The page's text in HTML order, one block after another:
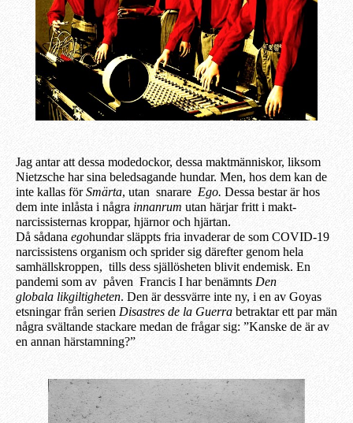
Jag antar att dessa modedockor, dessa maktmänniskor, liksom
Nietzsche har sina beledsagande hundar. Men, hos dem kan de
inte kallas förSmärta, utan snarare Ego. Dessa bestar är hos
dem inte inlåsta i några innanrum utan härjar fritt i makt-
narcissisternas kroppar, hjärnor och hjärtan.
Då sådana egohundar släppts fria invaderar de som COVID-19
narcissistens organism och sprider sig därefter genom hela
samhällskroppen, tills dess själlösheten blivit endemisk. En
pandemi som av påven Francis I har benämnts Den
globala likgiltigheten. Den är dessvärre inte ny, i en av Goyas
etsningar från serien Disastres de la Guerra betraktar ett par män
några svältande stackare medan de frågar sig: ”Kanske de är av
en annan härstamning?”